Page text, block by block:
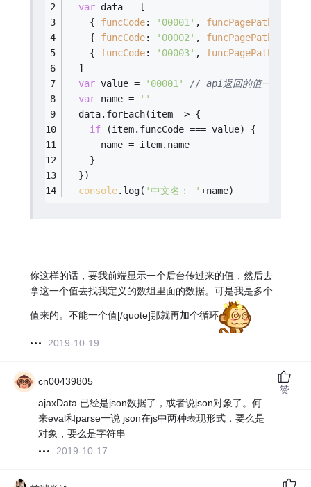
var data = [
    {
funcCode: '00001' , funcPagePath
    {
funcCode: '00002' , funcPagePath
    {
funcCode: '00003' , funcPagePath
  ]
var value = '00001'
// api返回的值一定要等于
var name =
''
  data.forEach(
item => {
if (item.funcCode === value) {
      name = item.name
    }
  })
console.log( '中文名： '+name)
你这样的话，要我前端显示一个后台传过来的值，然后去
拿这一个值去找我定义的数组里面的数据。可是我是多个
值来的。不能一个值[/quote]那就再加个循环
2019-10-19
cn00439805
ajaxData 已经是json数据了，或者说json对象了。何
来eval和parse一说 json在js中两种表现形式，要么是
对象，要么是字符串
2019-10-17
赞